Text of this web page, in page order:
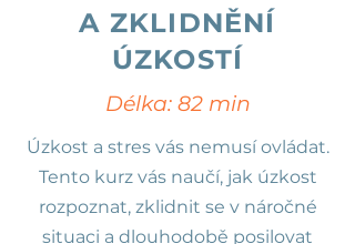
A ZKLIDNĚNÍ
ÚZKOSTÍ
Délka: 82 min
Úzkost a stres vás nemusí ovládat.
Tento kurz vás naučí, jak úzkost
rozpoznat, zklidnit se v náročné
situaci a dlouhodobě posilovat